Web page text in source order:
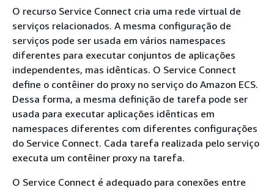
O recurso Service Connect cria uma rede virtual de
serviços relacionados. A mesma configuração de
serviços pode ser usada em vários namespaces
diferentes para executar conjuntos de aplicações
independentes, mas idênticas. O Service Connect
define o contêiner do proxy no serviço do Amazon ECS.
Dessa forma, a mesma definição de tarefa pode ser
usada para executar aplicações idênticas em
namespaces diferentes com diferentes configurações
do Service Connect. Cada tarefa realizada pelo serviço
executa um contêiner proxy na tarefa.
O Service Connect é adequado para conexões entre